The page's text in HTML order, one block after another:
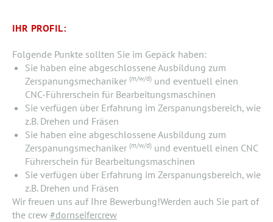
IHR PROFIL:
Folgende Punkte sollten Sie im Gepäck haben:
Sie haben eine abgeschlossene Ausbildung zum
Zerspanungsmechaniker (m/w/d)und eventuell einen
CNC-Führerschein für Bearbeitungsmaschinen
Sie verfügen über Erfahrung im Zerspanungsbereich, wie
z.B. Drehen und Fräsen
Sie haben eine abgeschlossene Ausbildung zum
Zerspanungsmechaniker (m/w/d)und eventuell einen CNC
Führerschein für Bearbeitungsmaschinen
Sie verfügen über Erfahrung im Zerspanungsbereich, wie
z.B. Drehen und Fräsen
Wir freuen uns auf Ihre Bewerbung!Werden auch Sie part of
the crew #dornseifercrew